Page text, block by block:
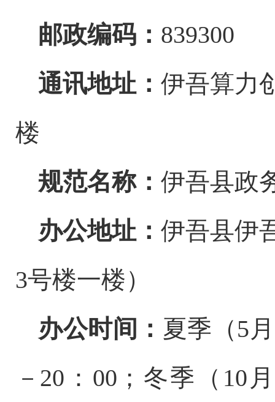
邮政编码： 839300
通讯地址：伊吾算力
楼
规范名称：伊吾县政
办公地址：伊吾县伊
3号楼一楼）
办公时间： 夏季（5
－20：00；冬季（10